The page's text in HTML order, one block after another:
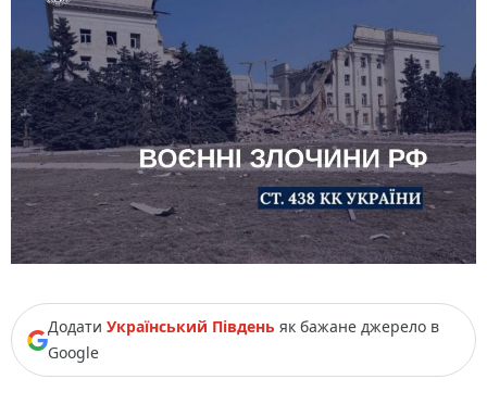
Додати Український Південь як бажане джерело в
Google